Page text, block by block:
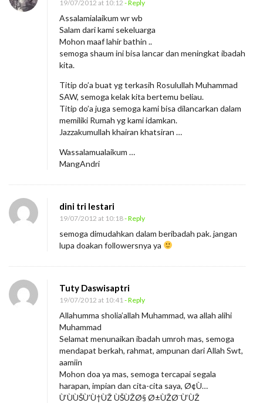
19/07/2012 at 10:12 - Reply
Assalamialaikum wr wb
Salam dari kami sekeluarga
Mohon maaf lahir bathin ..
semoga shaum ini bisa lancar dan meningkat ibadah
kita.
Titip do’a buat yg terkasih Rosulullah Muhammad
SAW, semoga kelak kita bertemu beliau.
Titip do’a juga semoga kami bisa dilancarkan dalam
memiliki Rumah yg kami idamkan.
Jazzakumullah khairan khatsiran …
Wassalamualaikum …
MangAndri
dini tri lestari
19/07/2012 at 10:18- Reply
semoga dimudahkan dalam beribadah pak. jangan
lupa doakan followersnya ya
Tuty Daswisaptri
19/07/2012 at 10:41 - Reply
Allahumma sholia’allah Muhammad, wa allah alihi
Muhammad
Selamat menunaikan ibadah umroh mas, semoga
mendapat berkah, rahmat, ampunan dari Allah Swt,
aamiin
Mohon doa ya mas, semoga tercapai segala
harapan, impian dan cita-cita saya, Ø¢Ù…
Ù‘ÙÙŠÙ’Ù†ÙŽ ÙŠÙŽØ§ Ø±ÙŽØ¨Ù‘ÙŽ